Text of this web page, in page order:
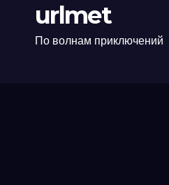
urlmet
По волнам приключений